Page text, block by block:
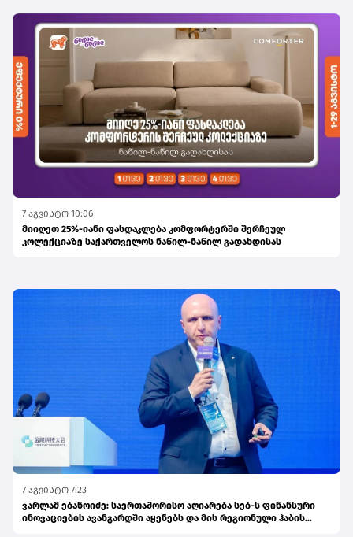
7 აგვისტო 10:06
მიიღეთ 25%-იანი ფასდაკლება კომფორტერში შერჩეულ
კოლექციაზე საქართველოს ნაწილ-ნაწილ გადახდისას
7 აგვისტო 7:23
ვარლამ ებანოიძე: საერთაშორისო აღიარება სებ-ს ფინანსური
ინოვაციების ავანგარდში აყენებს და მის რეგიონული ჰაბის